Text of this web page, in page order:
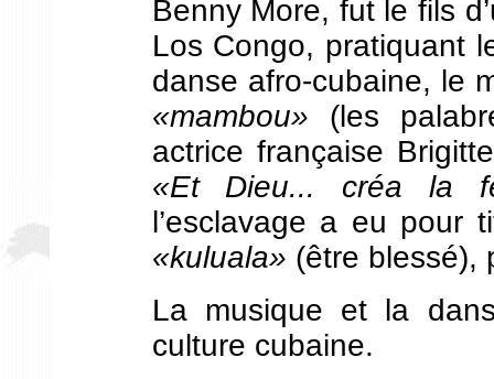
Benny More, fut le fils
Los Congo, pratiquant
danse afro-cubaine, le
«mambou» (les
actrice française
«Et Dieu... créa la
l’esclavage a eu pour
«kuluala» (être blessé),
La musique et la
culture cubaine.